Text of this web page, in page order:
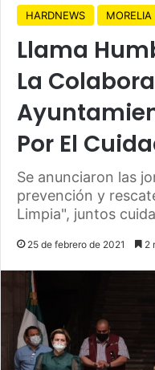
HARDNEWS MORELIA
Llama
La
Por El
Se anunciaron las
prevención y
Limpia", juntos
25 de febrero de 2021 2